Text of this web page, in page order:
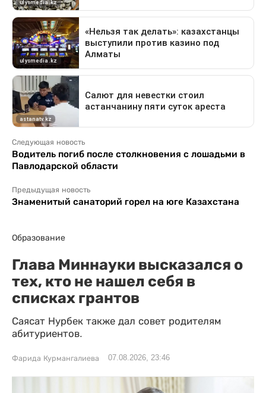
Следующая новость
Водитель погиб после столкновения с лошадьми в
Павлодарской области
Предыдущая новость
Знаменитый санаторий горел на юге Казахстана
Образование
Глава Миннауки высказался о
тех, кто не нашел себя в
списках грантов
Саясат Нурбек также дал совет родителям
абитуриентов.
Фарида Курмангалиева 07.08.2026, 23:46